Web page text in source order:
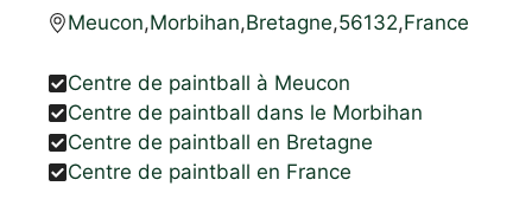
Meucon,Morbihan,Bretagne,56132,France
Centre de paintball à Meucon
Centre de paintball dans le Morbihan
Centre de paintball en Bretagne
Centre de paintball en France